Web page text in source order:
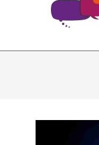
Navigation